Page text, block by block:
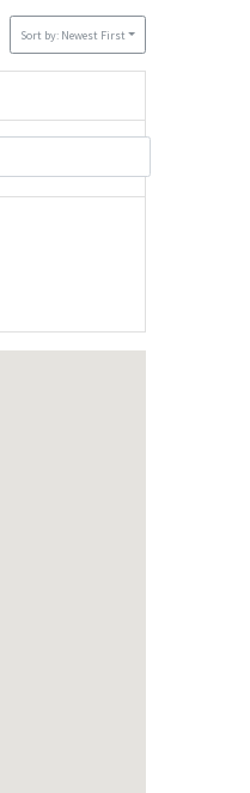
Sort by: Newest First